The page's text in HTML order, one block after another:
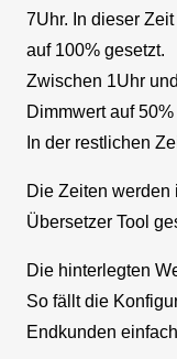
7Uhr. In dieser
auf 100% gesetzt.
Zwischen 1Uhr
Dimmwert auf
In der restlichen
Die Zeiten werden
Übersetzer Tool
Die hinterlegten
So fällt die
Endkunden